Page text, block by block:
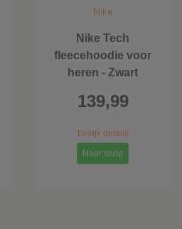
Nike
Nike Tech
fleecehoodie voor
heren - Zwart
139,99
Bekijk details
Naar shop